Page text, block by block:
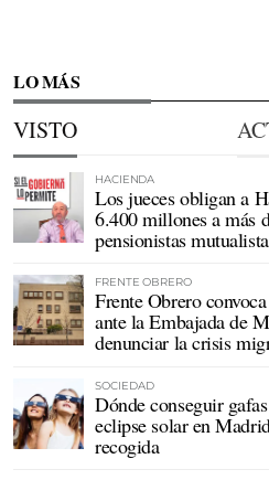
LO MÁS
VISTO
HACIENDA
Los jueces obligan a
6.400 millones a más
pensionistas
FRENTE OBRERO
Frente Obrero
ante la Embajada de
denunciar la crisis
SOCIEDAD
Dónde conseguir
eclipse solar en
recogida